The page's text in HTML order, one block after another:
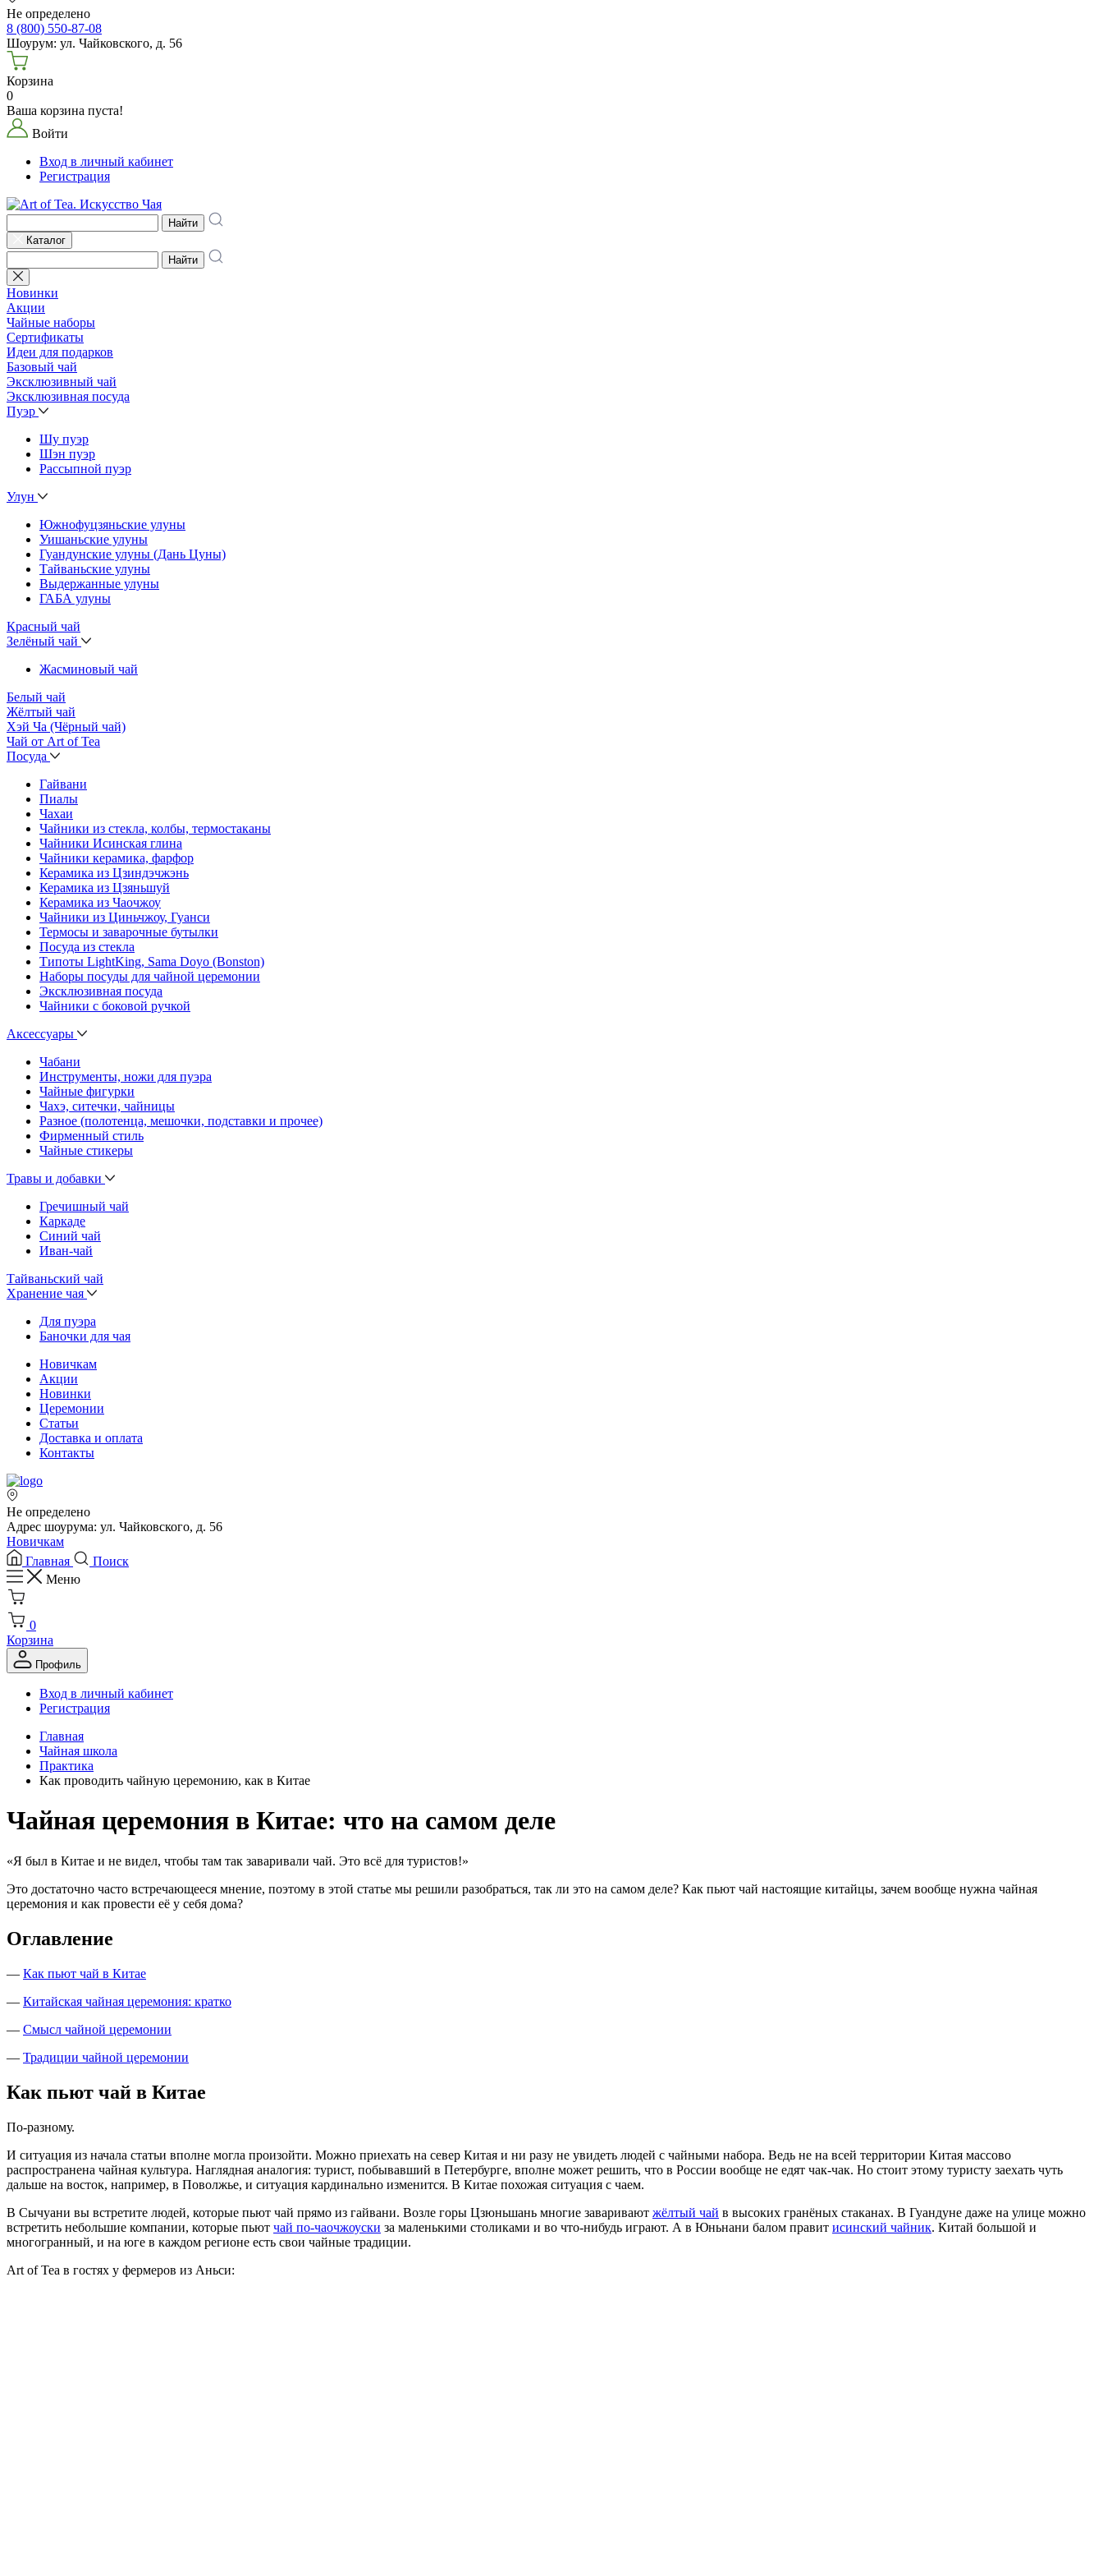
Не определено
8 (800) 550-87-08
Шоурум: ул. Чайковского, д. 56
Корзина
0
Ваша корзина пуста!
Войти
Вход в личный кабинет
Регистрация
Найти
Каталог
Найти
Новинки
Акции
Чайные наборы
Сертификаты
Идеи для подарков
Базовый чай
Эксклюзивный чай
Эксклюзивная посуда
Пуэр
Шу пуэр
Шэн пуэр
Рассыпной пуэр
Улун
Южнофуцзяньские улуны
Уишаньские улуны
Гуандунские улуны (Дань Цуны)
Тайваньские улуны
Выдержанные улуны
ГАБА улуны
Красный чай
Зелёный чай
Жасминовый чай
Белый чай
Жёлтый чай
Хэй Ча (Чёрный чай)
Чай от Art of Tea
Посуда
Гайвани
Пиалы
Чахаи
Чайники из стекла, колбы, термостаканы
Чайники Исинская глина
Чайники керамика, фарфор
Керамика из Цзиндэчжэнь
Керамика из Цзяньшуй
Керамика из Чаочжоу
Чайники из Циньчжоу, Гуанси
Термосы и заварочные бутылки
Посуда из стекла
Типоты LightKing, Sama Doyo (Bonston)
Наборы посуды для чайной церемонии
Эксклюзивная посуда
Чайники с боковой ручкой
Аксессуары
Чабани
Инструменты, ножи для пуэра
Чайные фигурки
Чахэ, ситечки, чайницы
Разное (полотенца, мешочки, подставки и прочее)
Фирменный стиль
Чайные стикеры
Травы и добавки
Гречишный чай
Каркаде
Синий чай
Иван-чай
Тайваньский чай
Хранение чая
Для пуэра
Баночки для чая
Новичкам
Акции
Новинки
Церемонии
Статьи
Доставка и оплата
Контакты
Не определено
Адрес шоурума: ул. Чайковского, д. 56
Новичкам
Главная
Поиск
Меню
0
Корзина
Профиль
Вход в личный кабинет
Регистрация
Главная
Чайная школа
Практика
Как проводить чайную церемонию, как в Китае
Чайная церемония в Китае: что на самом деле
«Я был в Китае и не видел, чтобы там так заваривали чай. Это всё для туристов!»
Это достаточно часто встречающееся мнение, поэтому в этой статье мы решили разобраться, так ли это на самом деле? Как пьют чай настоящие китайцы, зачем вообще нужна чайная
церемония и как провести её у себя дома?
Оглавление
— Как пьют чай в Китае
— Китайская чайная церемония: кратко
— Смысл чайной церемонии
— Традиции чайной церемонии
Как пьют чай в Китае
По-разному.
И ситуация из начала статьи вполне могла произойти. Можно приехать на север Китая и ни разу не увидеть людей с чайными набора. Ведь не на всей территории Китая массово
распространена чайная культура. Наглядная аналогия: турист, побывавший в Петербурге, вполне может решить, что в России вообще не едят чак-чак. Но стоит этому туристу заехать чуть
дальше на восток, например, в Поволжье, и ситуация кардинально изменится. В Китае похожая ситуация с чаем.
В Сычуани вы встретите людей, которые пьют чай прямо из гайвани. Возле горы Цзюньшань многие заваривают жёлтый чай в высоких гранёных стаканах. В Гуандуне даже на улице можно
встретить небольшие компании, которые пьют чай по-чаочжоуски за маленькими столиками и во что-нибудь играют. А в Юньнани балом правит исинский чайник. Китай большой и
многогранный, и на юге в каждом регионе есть свои чайные традиции.
Art of Tea в гостях у фермеров из Аньси: